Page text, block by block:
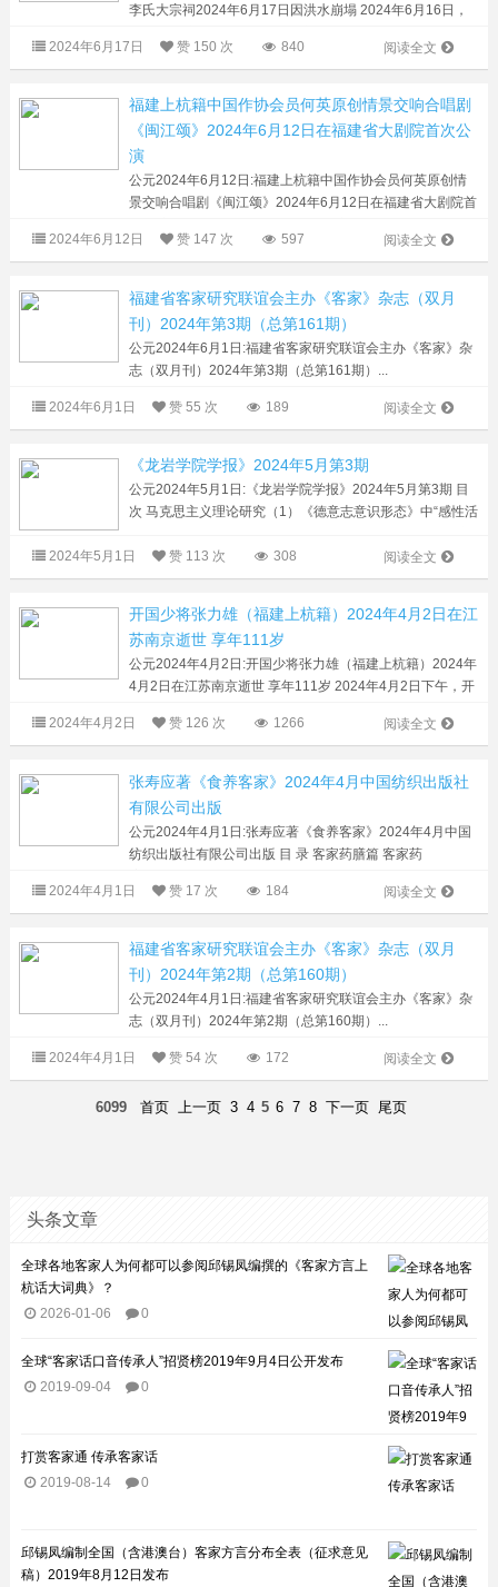
李氏大宗祠2024年6月17日因洪水崩塌 2024年6月16日，
山洪暴发，防汛形势十分严峻。位于...
阅读全文
2024年6月17日 赞 150 次 840
福建上杭籍中国作协会员何英原创情景交响合唱剧
《闽江颂》2024年6月12日在福建省大剧院首次公
演
公元2024年6月12日:福建上杭籍中国作协会员何英原创情
景交响合唱剧《闽江颂》2024年6月12日在福建省大剧院首
原创的情景交响合唱剧《闽江颂...
阅读全文
2024年6月12日 赞 147 次 597
福建省客家研究联谊会主办《客家》杂志（双月
刊）2024年第3期（总第161期）
公元2024年6月1日:福建省客家研究联谊会主办《客家》杂
志（双月刊）2024年第3期（总第161期）...
阅读全文
2024年6月1日 赞55 次 189
《龙岩学院学报》2024年5月第3期
公元2024年5月1日:《龙岩学院学报》2024年5月第3期 目
次 马克思主义理论研究（1）《德意志意识形态》中“感性活
（7）中央苏区时期毛泽东对图书馆...
阅读全文
2024年5月1日 赞 113 次 308
开国少将张力雄（福建上杭籍）2024年4月2日在江
苏南京逝世 享年111岁
公元2024年4月2日:开国少将张力雄（福建上杭籍）2024年
4月2日在江苏南京逝世 享年111岁 2024年4月2日下午，开
苏南京逝世，享年111岁。 张力雄（1913... 阅读全文
2024年4月2日 赞 126 次 1266
张寿应著《食养客家》2024年4月中国纺织出版社
有限公司出版
公元2024年4月1日:张寿应著《食养客家》2024年4月中国
纺织出版社有限公司出版 目 录 客家药膳篇 客家药
002早春升阳第一菜...
阅读全文
2024年4月1日 赞 17 次 184
福建省客家研究联谊会主办《客家》杂志（双月
刊）2024年第2期（总第160期）
公元2024年4月1日:福建省客家研究联谊会主办《客家》杂
志（双月刊）2024年第2期（总第160期）...
阅读全文
2024年4月1日 赞54 次 172
6099 首页 上一页 3 4 5 6 7 8 下一页 尾页
头条文章
全球各地客家人为何都可以参阅邱锡凤编撰的《客家方言上
杭话大词典》？
2026-01-06
0
全球“客家话口音传承人”招贤榜2019年9月4日公开发布
2019-09-04
0
打赏客家通 传承客家话
2019-08-14
0
邱锡凤编制全国（含港澳台）客家方言分布全表（征求意见
稿）2019年8月12日发布